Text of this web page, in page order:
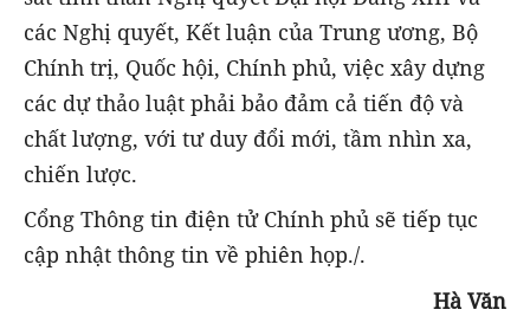
các Nghị quyết, Kết luận của Trung ương, Bộ
Chính trị, Quốc hội, Chính phủ, việc xây dựng
các dự thảo luật phải bảo đảm cả tiến độ và
chất lượng, với tư duy đổi mới, tầm nhìn xa,
chiến lược.
Cổng Thông tin điện tử Chính phủ sẽ tiếp tục
cập nhật thông tin về phiên họp./.
Hà Văn